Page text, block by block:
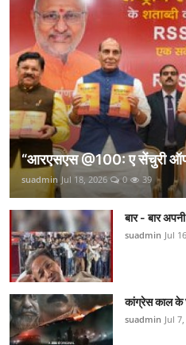
“आरएसएस @100: ए सेंचुरी
suadmin Jul 18, 2026 0 39
बार - बार
suadmin Jul
कांग्रेस काल के
suadmin Jul